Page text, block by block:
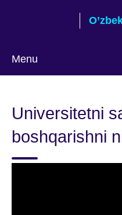
Menu
language
Universitetni
boshqarishni